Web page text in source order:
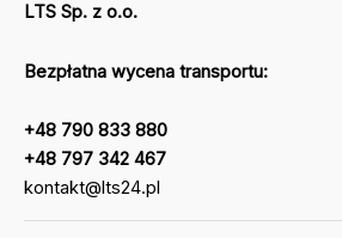
LTS Sp. z o.o.
Bezpłatna wycena transportu:
+48 790 833 880
+48 797 342 467
kontakt@lts24.pl